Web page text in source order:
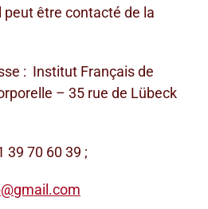
être contacté de la
: Institut Français de
– 35 rue de Lübeck
39 70 60 39 ;